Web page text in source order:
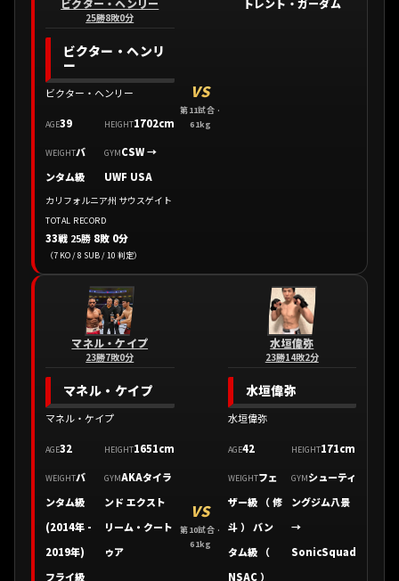
ビクター・ヘンリー
25勝8敗0分
ビクター・ヘンリ
ー
ビクター・ヘンリー
AGE39 HEIGHT1702cm
WEIGHTバ
ンタム級
GYMCSW→
UWF USA
カリフォルニア州 サウスゲイト
TOTAL RECORD
33戦 25勝 8敗 0分
（7 KO / 8 SUB / 10 判定）
VS
第11試合 ·
61kg
トレント・ガーダム
マネル・ケイプ
23勝7敗0分
マネル・ケイプ
マネル・ケイプ
AGE32 HEIGHT1651cm
WEIGHTバ
ンタム級
(2014年 -
2019年)
フライ級
GYMAKAタイラ
ンド エクスト
リーム・クート
ゥア
VS
第10試合 ·
61kg
水垣偉弥
23勝14敗2分
水垣偉弥
水垣偉弥
AGE42 HEIGHT171cm
WEIGHTフェ
ザー級 （ 修
斗 ） バン
タム級 （
NSAC ）
GYMシューティ
ングジム八景
→
SonicSquad